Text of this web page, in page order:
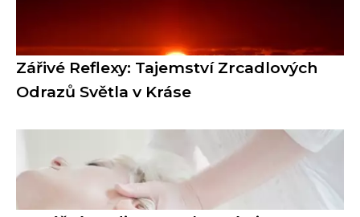
Zářivé Reflexy: Tajemství Zrcadlových
Odrazů Světla v Kráse